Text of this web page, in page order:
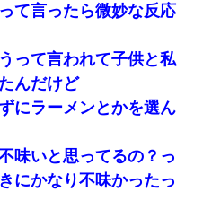
て言ったら微妙な反応
って言われて子供と私
んだけど
にラーメンとかを選ん
味いと思ってるの？っ
にかなり不味かったっ